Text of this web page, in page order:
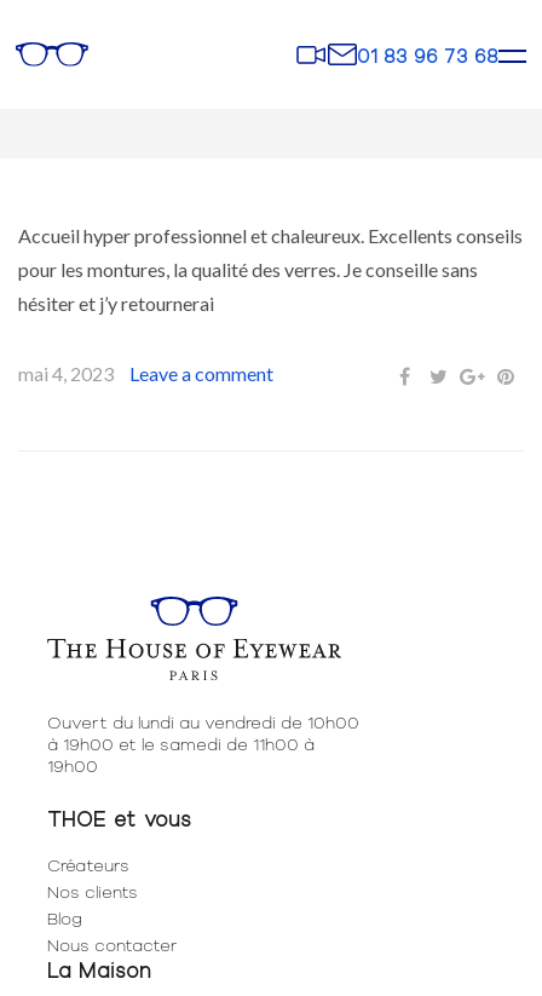
Rendez-
vous
Contact
01 83 96 73 68
Accueil hyper professionnel et chaleureux. Excellents conseils
pour les montures, la qualité des verres. Je conseille sans
hésiter et j’y retournerai
mai 4, 2023 Leave a comment
Ouvert du lundi au vendredi de 10h00
à 19h00 et le samedi de 11h00 à
19h00
THOE et vous
Créateurs
Nos clients
Blog
Nous contacter
La Maison